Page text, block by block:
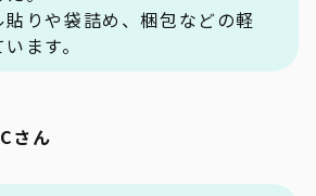
りや袋詰め、梱包などの軽
ます。
さん